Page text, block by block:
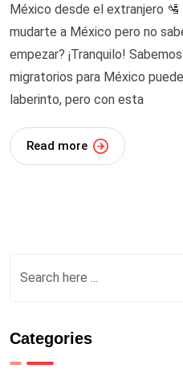
México desde el extranjero 🛂
mudarte a México pero no
empezar? ¡Tranquilo!
migratorios para México
laberinto, pero con esta
Read more
Categories